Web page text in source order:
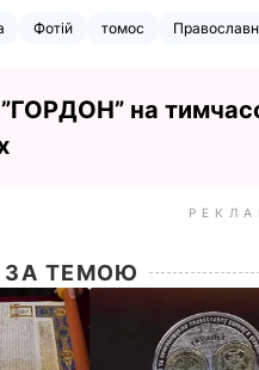
Фотій томос
на
ЗА ТЕМОЮ